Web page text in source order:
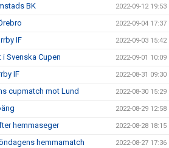
BK 2022-09-12 19:53
2022-09-04 17:37
IF 2022-09-03 15:42
Svenska Cupen 2022-09-01 10:09
IF 2022-08-31 09:30
cupmatch mot Lund 2022-08-30 15:29
2022-08-29 12:58
hemmaseger 2022-08-28 18:15
hemmamatch 2022-08-27 17:36